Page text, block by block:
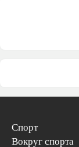
Спорт
Вокруг спорта